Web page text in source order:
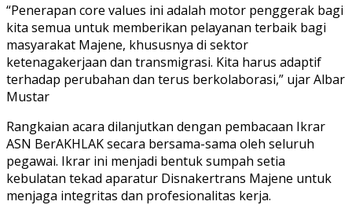
“Penerapan core values ini adalah motor penggerak bagi
kita semua untuk memberikan pelayanan terbaik bagi
masyarakat Majene, khususnya di sektor
ketenagakerjaan dan transmigrasi. Kita harus adaptif
terhadap perubahan dan terus berkolaborasi,” ujar Albar
Mustar
Rangkaian acara dilanjutkan dengan pembacaan Ikrar
ASN BerAKHLAK secara bersama-sama oleh seluruh
pegawai. Ikrar ini menjadi bentuk sumpah setia
kebulatan tekad aparatur Disnakertrans Majene untuk
menjaga integritas dan profesionalitas kerja.